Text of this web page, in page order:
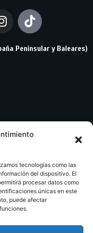
tecnologías como las
del dispositivo. El
procesar datos como
únicas en este
puede afectar
Peninsular y Baleares)
02004 Albacete
604
604